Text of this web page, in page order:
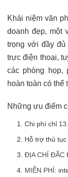
Khái niệm văn
doanh đẹp, một
trọng với đầy
trực điện thoại,
các phòng họp,
hoàn toàn có thể
Những ưu điểm
Chi phí chỉ
Hỗ trợ thủ
ĐỊA CHỈ ĐẮC
MIỄN PHÍ: